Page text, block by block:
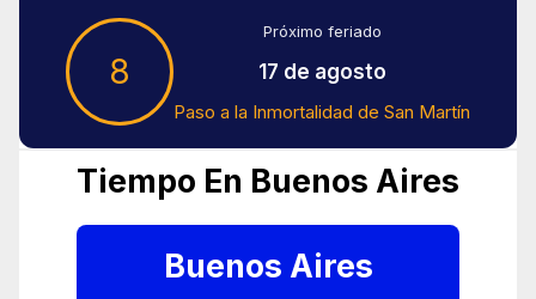
8
Próximo feriado
17 de agosto
Paso a la Inmortalidad de San Martín
Tiempo En Buenos Aires
Buenos Aires